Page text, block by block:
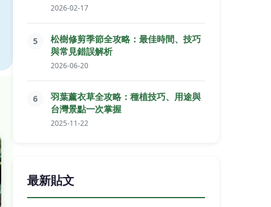
2026-02-17
5
松樹修剪季節全攻略：最佳時間、技巧
與常見錯誤解析
2026-06-20
6
羽葉薰衣草全攻略：種植技巧、用途與
台灣景點一次掌握
2025-11-22
最新貼文